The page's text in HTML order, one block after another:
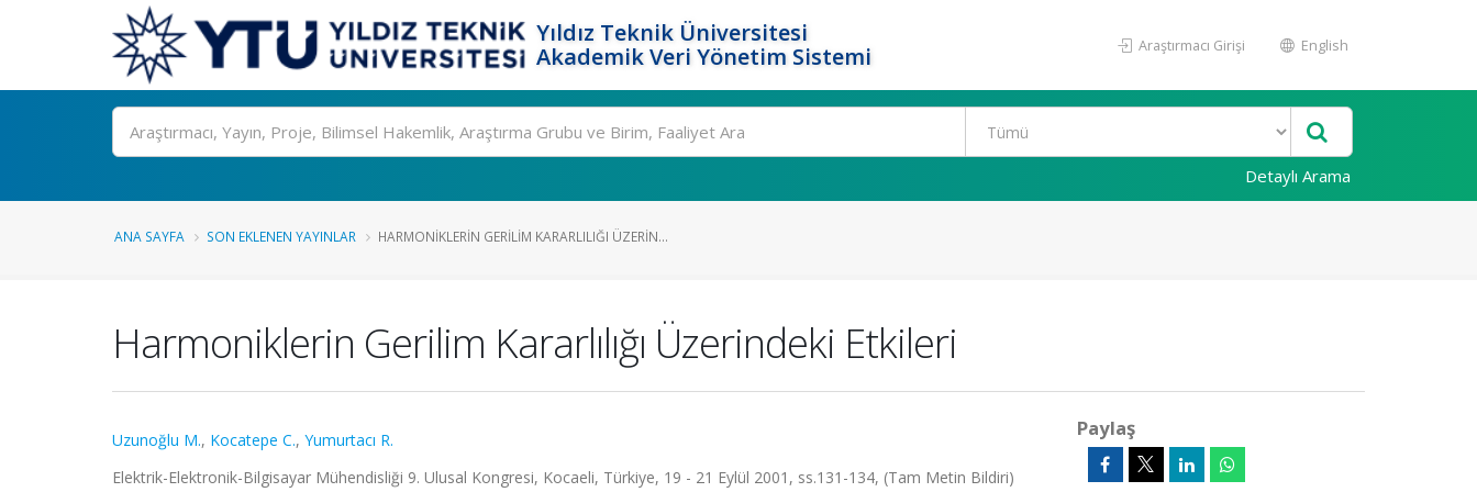
Yıldız Teknik Üniversitesi
Akademik Veri Yönetim Sistemi
Araştırmacı Girişi English
Ara
Detaylı Arama
ANA SAYFA SON EKLENEN YAYINLAR HARMONIKLERIN GERILIM KARARLILIĞI ÜZERIN...
Harmoniklerin Gerilim Kararlılığı Üzerindeki Etkileri
Uzunoğlu M., Kocatepe C., Yumurtacı R.
Elektrik-Elektronik-Bilgisayar Mühendisliği 9. Ulusal Kongresi, Kocaeli, Türkiye, 19 - 21 Eylül 2001, ss.131-134, (Tam Metin Bildiri)
Paylaş